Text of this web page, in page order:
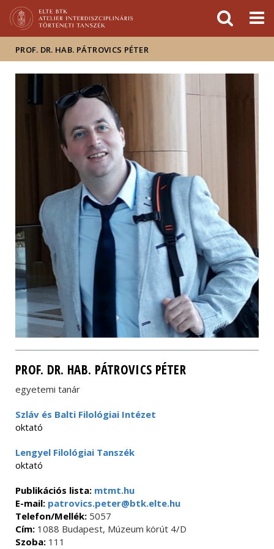
Hírek
Események
ELTE a
sajtóban
PROF. DR. HAB. PÁTROVICS PÉTER
PROF. DR. HAB. PÁTROVICS PÉTER
egyetemi tanár
Szláv és Balti Filológiai Intézet
oktató
Lengyel Filológiai Tanszék
oktató
Publikációs lista: mtmt.hu
E-mail: patrovics.peter@btk.elte.hu
Telefon/Mellék: 5057
Cím: 1088 Budapest, Múzeum körút 4/D
Szoba: 111